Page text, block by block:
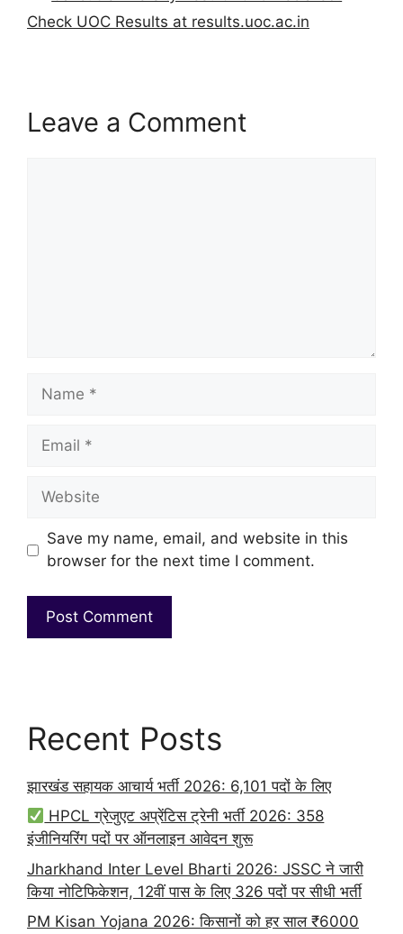
Check UOC Results at results.uoc.ac.in
Leave a Comment
Name
Email
Website
Save my name, email, and website in this
browser for the next time I comment.
Recent Posts
झारखंड सहायक आचार्य भर्ती 2026: 6,101 पदों के लिए
HPCL ग्रेजुएट अप्रेंटिस ट्रेनी भर्ती 2026: 358
इंजीनियरिंग पदों पर ऑनलाइन आवेदन शुरू
Jharkhand Inter Level Bharti 2026: JSSC ने जारी
किया नोटिफिकेशन, 12वीं पास के लिए 326 पदों पर सीधी भर्ती
PM Kisan Yojana 2026: किसानों को हर साल ₹6000